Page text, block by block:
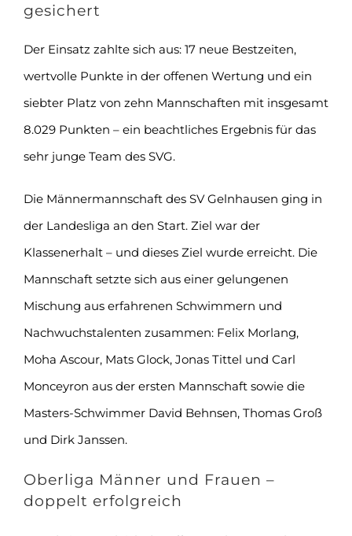
gesichert
Der Einsatz zahlte sich aus: 17 neue Bestzeiten,
wertvolle Punkte in der offenen Wertung und ein
siebter Platz von zehn Mannschaften mit insgesamt
8.029 Punkten – ein beachtliches Ergebnis für das
sehr junge Team des SVG.
Die Männermannschaft des SV Gelnhausen ging in
der Landesliga an den Start. Ziel war der
Klassenerhalt – und dieses Ziel wurde erreicht. Die
Mannschaft setzte sich aus einer gelungenen
Mischung aus erfahrenen Schwimmern und
Nachwuchstalenten zusammen: Felix Morlang,
Moha Ascour, Mats Glock, Jonas Tittel und Carl
Monceyron aus der ersten Mannschaft sowie die
Masters-Schwimmer David Behnsen, Thomas Groß
und Dirk Janssen.
Oberliga Männer und Frauen –
doppelt erfolgreich